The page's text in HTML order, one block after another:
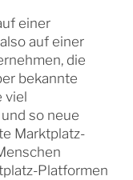
einer
auf einer
die
bekannte
viel
so neue
Marktplatz-
Platformen